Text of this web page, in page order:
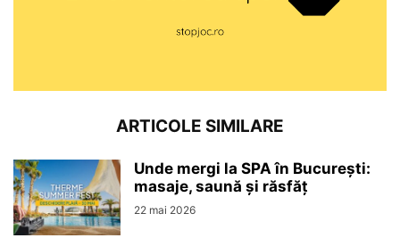
ARTICOLE SIMILARE
Unde mergi la SPA în București:
masaje, saună și răsfăț
22 mai 2026